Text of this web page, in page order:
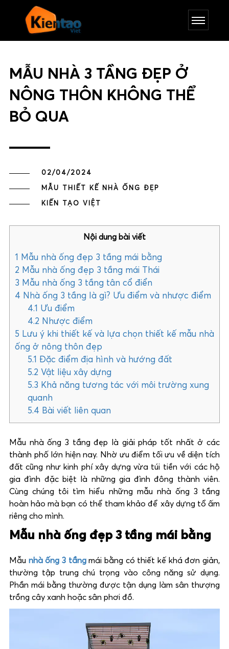
MẪU NHÀ 3 TẦNG ĐẸP Ở
NÔNG THÔN KHÔNG THỂ
BỎ QUA
02/04/2024
MẪU THIẾT KẾ NHÀ ỐNG ĐẸP
KIẾN TẠO VIỆT
Nội dung bài viết
1
Mẫu nhà ống đẹp 3 tầng mái bằng
2 Mẫu nhà ống đẹp 3 tầng mái Thái
3 Mẫu nhà ống 3 tầng tân cổ điển
4 Nhà ống 3 tầng là gì? Ưu điểm và nhược điểm
4.1 Ưu điểm
4.2 Nhược điểm
5 Lưu ý khi thiết kế và lựa chọn thiết kế mẫu nhà
ống ở nông thôn đẹp
5.1 Đặc điểm địa hình và hướng đất
5.2 Vật liệu xây dựng
5.3 Khả năng tương tác với môi trường xung
quanh
5.4 Bài viết liên quan
Mẫu nhà ống 3 tầng đẹp là giải pháp tốt nhất ở các
thành phố lớn hiện nay. Nhờ ưu điểm tối ưu về diện tích
đất cũng như kinh phí xây dựng vừa túi tiền với các hộ
gia đình đặc biệt là những gia đình đông thành viên.
Cùng chúng tôi tìm hiểu những mẫu nhà ống 3 tầng
hoàn hảo mà bạn có thể tham khảo để xây dựng tổ ấm
riêng cho mình.
Mẫu nhà ống đẹp 3 tầng mái bằng
Mẫu nhà ống 3 tầngmái bằng có thiết kế khá đơn giản,
thường tập trung chú trọng vào công năng sử dụng.
Phần mái bằng thường được tận dụng làm sân thượng
trồng cây xanh hoặc sân phơi đồ.